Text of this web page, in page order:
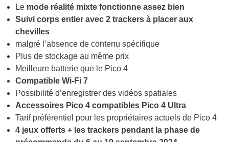
Le mode réalité mixte fonctionne assez bien
Suivi corps entier avec 2 trackers à placer aux
chevilles
malgré l’absence de contenu spécifique
Plus de stockage au même prix
Meilleure batterie que le Pico 4
Compatible Wi-Fi 7
Possibilité d’enregistrer des vidéos spatiales
Accessoires Pico 4 compatibles Pico 4 Ultra
Tarif préférentiel pour les propriétaires actuels de Pico 4
4 jeux offerts + les trackers pendant la phase de